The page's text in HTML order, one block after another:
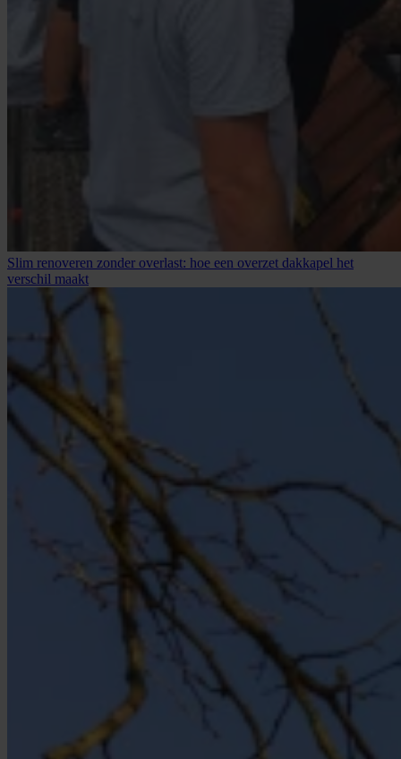
Slim renoveren zonder overlast: hoe een overzet dakkapel het
verschil maakt